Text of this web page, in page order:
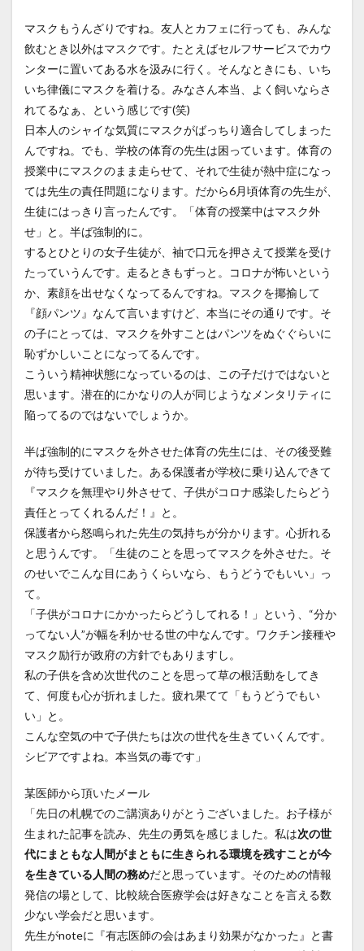
マスクもうんざりですね。友人とカフェに行っても、みんな
飲むとき以外はマスクです。たとえばセルフサービスでカウ
ンターに置いてある水を汲みに行く。そんなときにも、いち
いち律儀にマスクを着ける。みなさん本当、よく飼いならさ
れてるなぁ、という感じです(笑)
日本人のシャイな気質にマスクがばっちり適合してしまった
んですね。でも、学校の体育の先生は困っています。体育の
授業中にマスクのまま走らせて、それで生徒が熱中症になっ
ては先生の責任問題になります。だから6月頃体育の先生が、
生徒にはっきり言ったんです。「体育の授業中はマスク外
せ」と。半ば強制的に。
するとひとりの女子生徒が、袖で口元を押さえて授業を受け
たっていうんです。走るときもずっと。コロナが怖いという
か、素顔を出せなくなってるんですね。マスクを揶揄して
『顔パンツ』なんて言いますけど、本当にその通りです。そ
の子にとっては、マスクを外すことはパンツをぬぐぐらいに
恥ずかしいことになってるんです。
こういう精神状態になっているのは、この子だけではないと
思います。潜在的にかなりの人が同じようなメンタリティに
陥ってるのではないでしょうか。
半ば強制的にマスクを外させた体育の先生には、その後受難
が待ち受けていました。ある保護者が学校に乗り込んできて
『マスクを無理やり外させて、子供がコロナ感染したらどう
責任とってくれるんだ！』と。
保護者から怒鳴られた先生の気持ちが分かります。心折れる
と思うんです。「生徒のことを思ってマスクを外させた。そ
のせいでこんな目にあうくらいなら、もうどうでもいい」っ
て。
「子供がコロナにかかったらどうしてれる！」という、“分か
ってない人”が幅を利かせる世の中なんです。ワクチン接種や
マスク励行が政府の方針でもありますし。
私の子供を含め次世代のことを思って草の根活動をしてき
て、何度も心が折れました。疲れ果てて「もうどうでもい
い」と。
こんな空気の中で子供たちは次の世代を生きていくんです。
シビアですよね。本当気の毒です」
某医師から頂いたメール
「先日の札幌でのご講演ありがとうございました。お子様が
生まれた記事を読み、先生の勇気を感じました。私は次の世
代にまともな人間がまともに生きられる環境を残すことが今
を生きている人間の務めだと思っています。そのための情報
発信の場として、比較統合医療学会は好きなことを言える数
少ない学会だと思います。
先生がnoteに『有志医師の会はあまり効果がなかった』と書